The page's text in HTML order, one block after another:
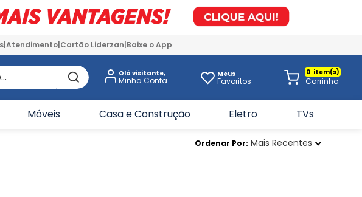
Atendimento Cartão Liderzan Baixe o App
Olá visitante, Meus
Favoritos
0
Móveis Casa e Construção Eletro TVs
Ordenar Por Mais Recentes